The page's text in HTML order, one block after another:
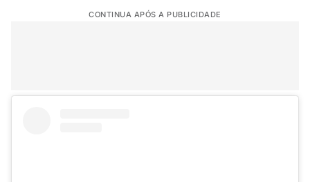
CONTINUA APÓS A PUBLICIDADE